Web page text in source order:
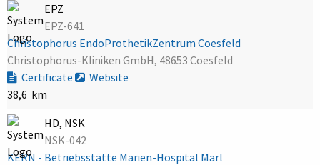
EPZ
EPZ-641
Christophorus EndoProthetikZentrum Coesfeld
Christophorus-Kliniken GmbH, 48653 Coesfeld
Certificate
Website
38,6 km
HD, NSK
NSK-042
KERN - Betriebsstätte Marien-Hospital Marl